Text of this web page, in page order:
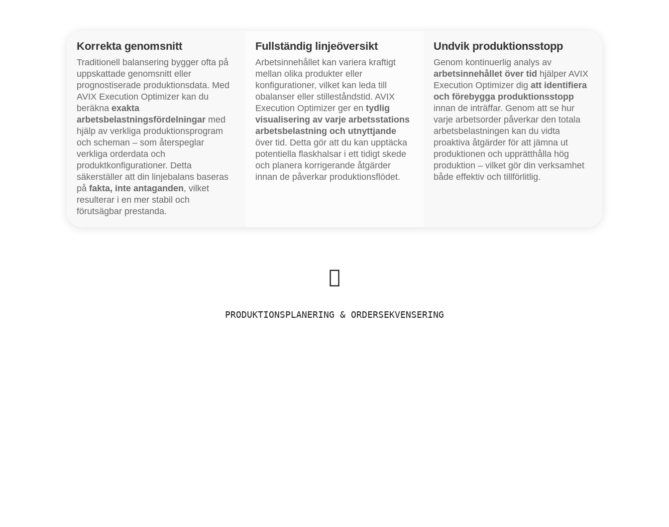
Korrekta genomsnitt
Traditionell balansering bygger ofta på
uppskattade genomsnitt eller
prognostiserade produktionsdata. Med
AVIX Execution Optimizer kan du
beräknaexakta
arbetsbelastningsfördelningar med
hjälp av verkliga produktionsprogram
och scheman – som återspeglar
verkliga orderdata och
produktkonfigurationer. Detta
säkerställer att din linjebalans baseras
påfakta, inte antaganden, vilket
resulterar i en mer stabil och
förutsägbar prestanda.
Fullständig linjeöversikt
Arbetsinnehållet kan variera kraftigt
mellan olika produkter eller
konfigurationer, vilket kan leda till
obalanser eller stilleståndstid. AVIX
Execution Optimizer ger en tydlig
visualisering av varje arbetsstations
arbetsbelastning och utnyttjande
över tid. Detta gör att du kan upptäcka
potentiella flaskhalsar i ett tidigt skede
och planera korrigerande åtgärder
innan de påverkar produktionsflödet.
Undvik produktionsstopp
Genom kontinuerlig analys av
arbetsinnehållet över tid hjälper AVIX
Execution Optimizer digatt identifiera
och förebygga produktionsstopp
innan de inträffar. Genom att se hur
varje arbetsorder påverkar den totala
arbetsbelastningen kan du vidta
proaktiva åtgärder för att jämna ut
produktionen och upprätthålla hög
produktion – vilket gör din verksamhet
både effektiv och tillförlitlig.

PRODUKTIONSPLANERING & ORDERSEKVENSERING